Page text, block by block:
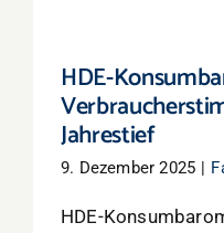
HDE-
Jahrestief
9. Dezember 2025 |
HDE-